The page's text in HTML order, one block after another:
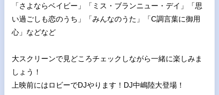
「さよならベイビー」「ミス・ブランニュー・デイ」「思
い過ごしも恋のうち」「みんなのうた」「C調言葉に御用
心」などなど
大スクリーンで見どころチェックしながら一緒に楽しみま
しょう！
上映前にはロビーでDJやります！DJ中嶋陸大登場！